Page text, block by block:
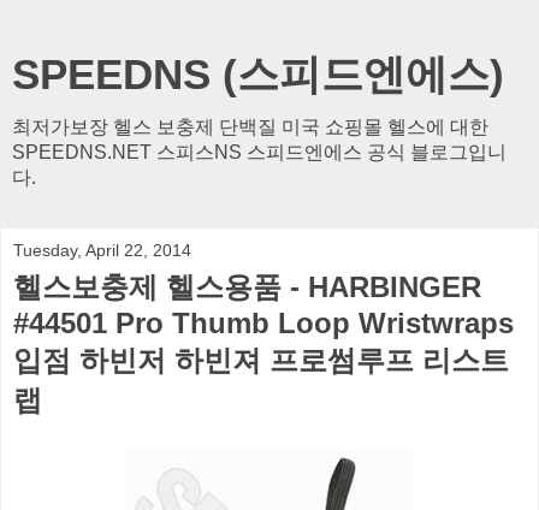
SPEEDNS (스피드엔에스)
최저가보장 헬스 보충제 단백질 미국 쇼핑몰 헬스에 대한
SPEEDNS.NET 스피스NS 스피드엔에스 공식 블로그입니
다.
Tuesday, April 22, 2014
헬스보충제 헬스용품 - HARBINGER
#44501 Pro Thumb Loop Wristwraps
입점 하빈저 하빈져 프로썸루프 리스트
랩